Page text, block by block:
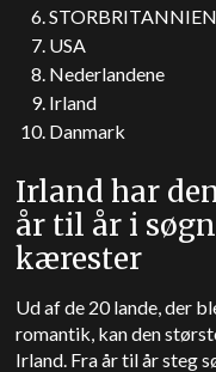
STORBRITANNIEN
USA
Nederlandene
Irland
Danmark
Irland har
år til år i
kærester
Ud af de 20 lande, der
romantik, kan den
Irland. Fra år til år steg